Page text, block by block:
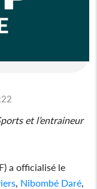
et l’entraineur
a officialisé le
Nibombé Daré